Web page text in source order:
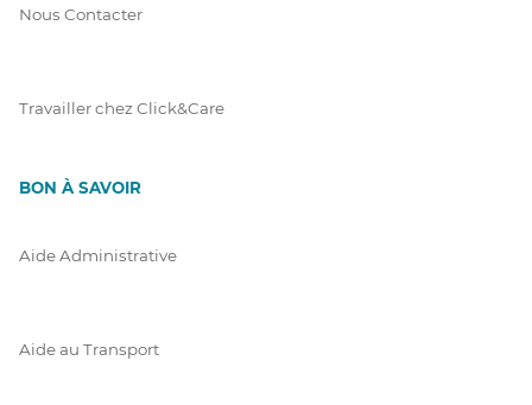
Nous Contacter
Travailler chez Click&Care
BON À SAVOIR
Aide Administrative
Aide au Transport